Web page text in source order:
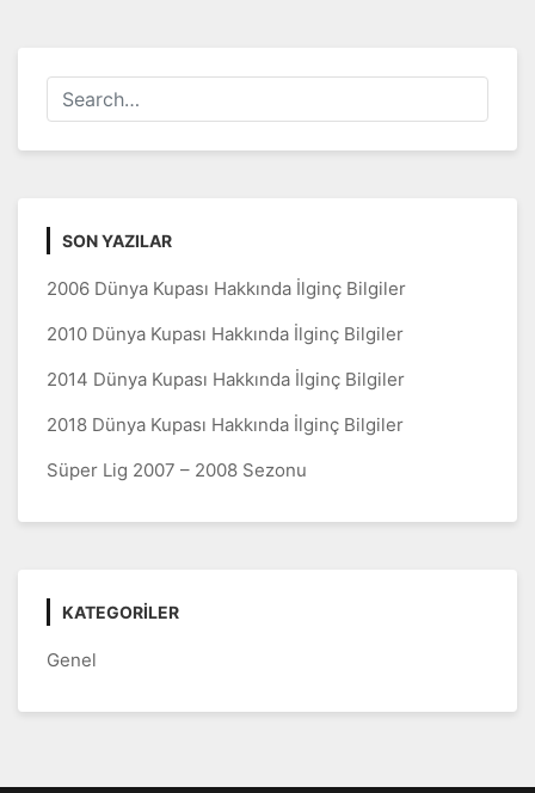
SON YAZILAR
2006 Dünya Kupası Hakkında İlginç Bilgiler
2010 Dünya Kupası Hakkında İlginç Bilgiler
2014 Dünya Kupası Hakkında İlginç Bilgiler
2018 Dünya Kupası Hakkında İlginç Bilgiler
Süper Lig 2007 – 2008 Sezonu
KATEGORILER
Genel